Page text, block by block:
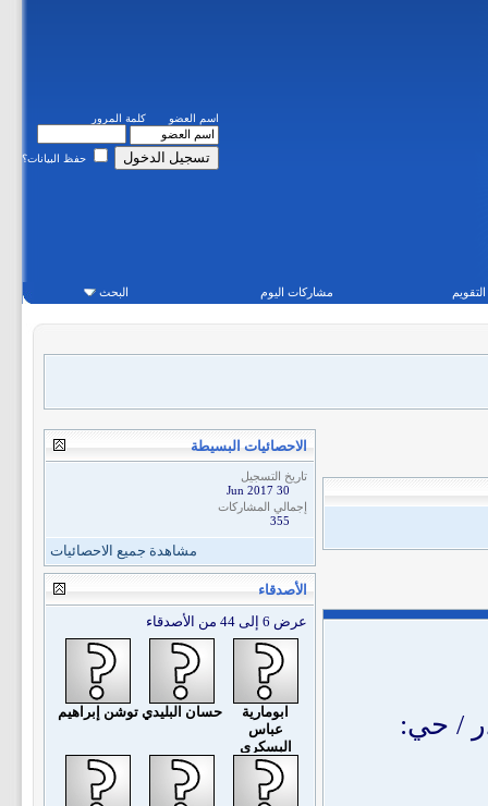
اسم العضو كلمة المرور
حفظ البيانات؟
التقويم مشاركات اليوم البحث
/ حي:
الاحصائيات البسيطة
تاريخ التسجيل
30 Jun 2017
إجمالي المشاركات
355
مشاهدة جميع الاحصائيات
الأصدقاء
عرض 6 إلى 44 من الأصدقاء
ابومارية
عباس
البسكري
حسان البليدي توشن إبراهيم